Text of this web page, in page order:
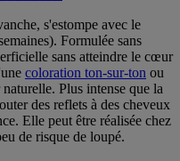
s'estompe avec le
Formulée sans
sans atteindre le cœur
coloration ton-sur-ton ou
Plus intense que la
des reflets à des cheveux
Elle peut être réalisée chez
de risque de loupé.